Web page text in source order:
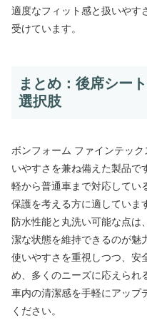
適度なフィット感と扱いやす
受けています。
まとめ：後席シー
選択肢
ボンフォーム ファインテッ
いやすさを兼ね備えた製品で
軽から普通車まで対応してい
保護を考える方に適していま
防水性能と丸洗い可能な点は
潔な状態を維持できるのが魅
使いやすさを重視しつつ、安
め、多くのニーズに応えられ
車内の清潔感を手軽にアップ
ください。